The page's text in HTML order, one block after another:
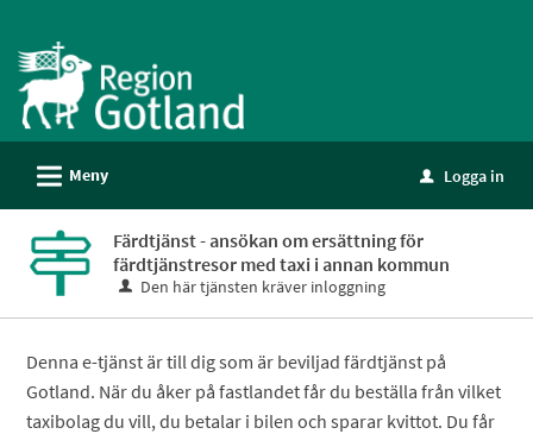
till
tjänster
-
Gotland
L Meny u Logga in
Färdtjänst - ansökan om ersättning för
färdtjänstresor med taxi i annan kommun
Den här tjänsten kräver inloggning
Denna e-tjänst är till dig som är beviljad färdtjänst på
Gotland. När du åker på fastlandet får du beställa från vilket
taxibolag du vill, du betalar i bilen och sparar kvittot. Du får